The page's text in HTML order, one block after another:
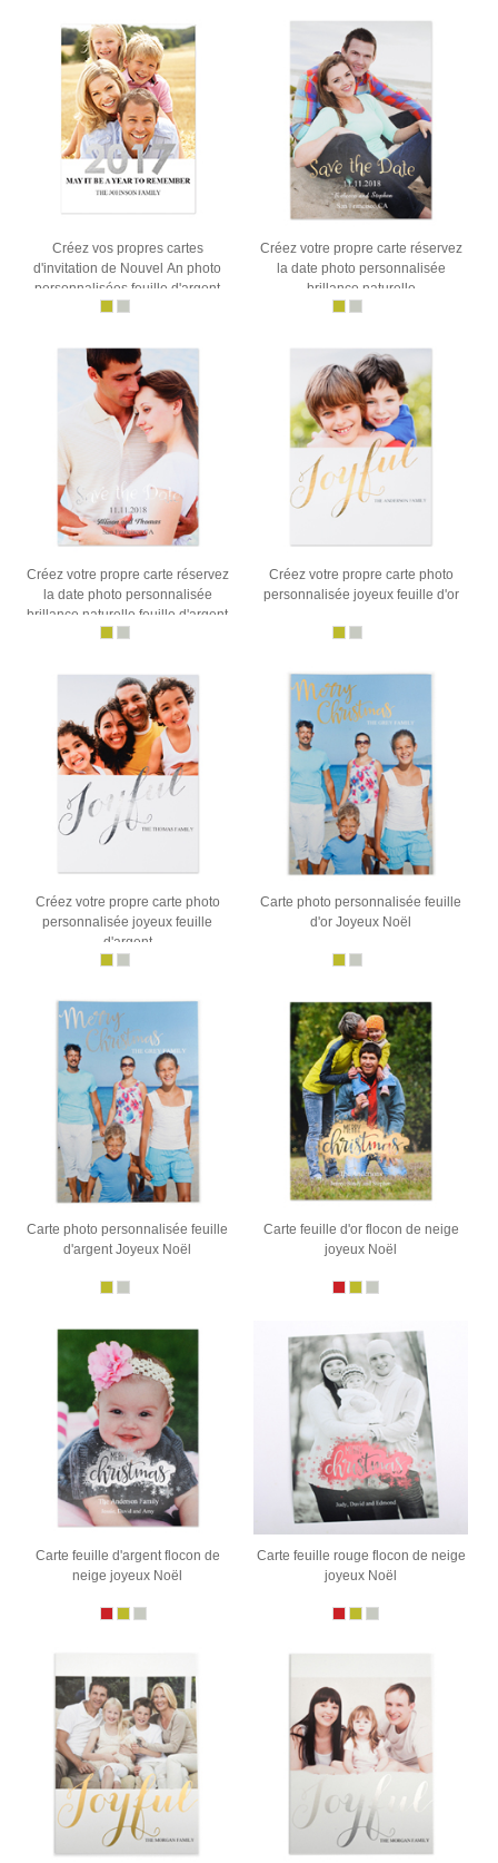
Créez vos propres cartes
d'invitation de Nouvel An photo
personnalisées feuille d'argent
Créez votre propre carte réservez
la date photo personnalisée
brillance naturelle
Créez votre propre carte réservez
la date photo personnalisée
brillance naturelle feuille d'argent
Créez votre propre carte photo
personnalisée joyeux feuille d'or
Créez votre propre carte photo
personnalisée joyeux feuille
d'argent
Carte photo personnalisée feuille
d'or Joyeux Noël
Carte photo personnalisée feuille
d'argent Joyeux Noël
Carte feuille d'or flocon de neige
joyeux Noël
Carte feuille d'argent flocon de
neige joyeux Noël
Carte feuille rouge flocon de neige
joyeux Noël